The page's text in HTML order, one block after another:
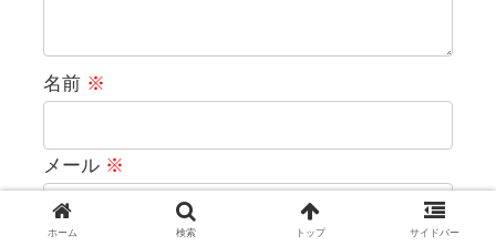
名前 ※
メール ※
ホーム 検索 トップ サイドバー